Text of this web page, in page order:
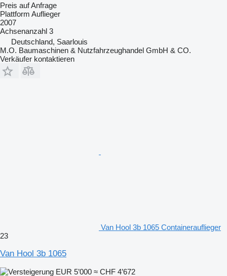
Preis auf Anfrage
Plattform Auflieger
2007
Achsenanzahl 3
Deutschland, Saarlouis
M.O. Baumaschinen & Nutzfahrzeughandel GmbH & CO.
Verkäufer kontaktieren
Van Hool 3b 1065 Containerauflieger
23
Van Hool 3b 1065
EUR 5’000 ≈ CHF 4’672